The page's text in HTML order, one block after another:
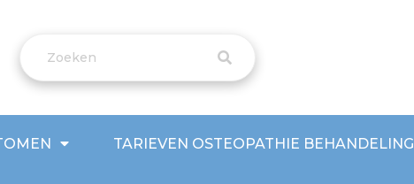
TARIEVEN OSTEOPATHIE BEHANDELING